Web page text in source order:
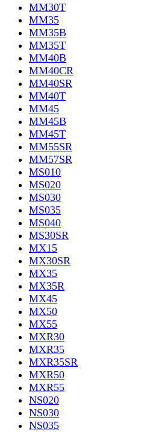
MM30T
MM35
MM35B
MM35T
MM40B
MM40CR
MM40SR
MM40T
MM45
MM45B
MM45T
MM55SR
MM57SR
MS010
MS020
MS030
MS035
MS040
MS30SR
MX15
MX30SR
MX35
MX35R
MX45
MX50
MX55
MXR30
MXR35
MXR35SR
MXR50
MXR55
NS020
NS030
NS035